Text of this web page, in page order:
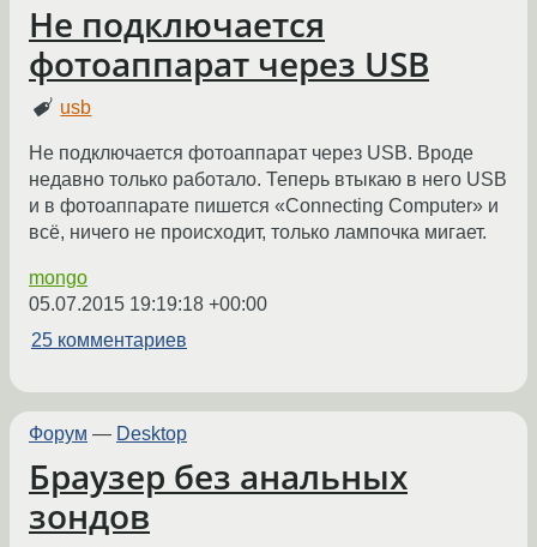
Не подключается
фотоаппарат через USB
usb
Не подключается фотоаппарат через USB. Вроде
недавно только работало. Теперь втыкаю в него USB
и в фотоаппарате пишется «Connecting Computer» и
всё, ничего не происходит, только лампочка мигает.
mongo
05.07.2015 19:19:18 +00:00
25 комментариев
Форум — Desktop
Браузер без анальных
зондов